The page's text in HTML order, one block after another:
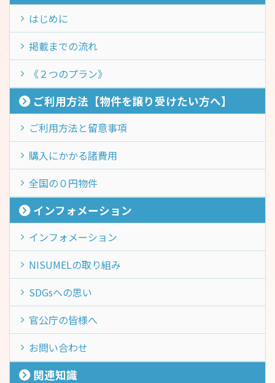
はじめに
掲載までの流れ
《２つのプラン》
ご利用方法【物件を譲り受けたい方へ】
ご利用方法と留意事項
購入にかかる諸費用
全国の０円物件
インフォメーション
インフォメーション
NISUMELの取り組み
SDGsへの思い
官公庁の皆様へ
お問い合わせ
関連知識